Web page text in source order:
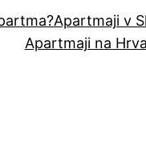
Apartmaji v
Apartmaji na